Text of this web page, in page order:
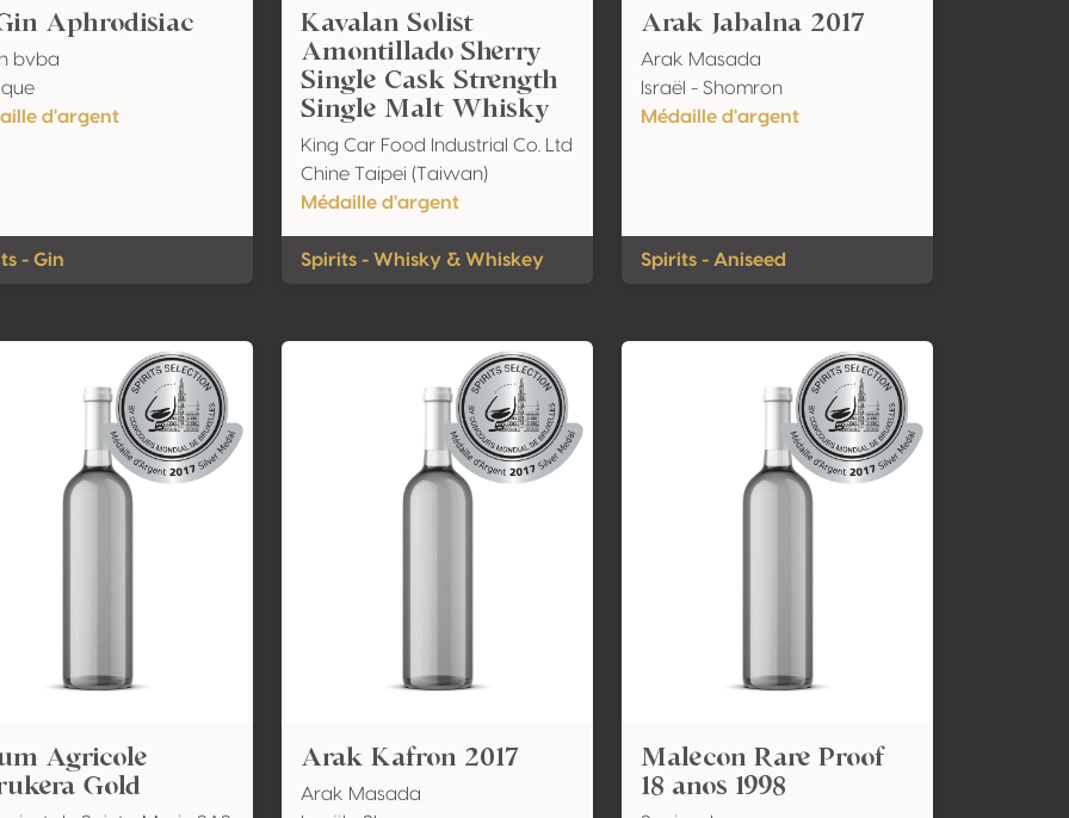
Aphrodisiac
bvba
d'argent
- Gin
Kavalan Solist
Amontillado Sherry
Single Cask Strength
Single Malt Whisky
King Car Food Industrial Co. Ltd
Chine Taipei (Taiwan)
Médaille d'argent
Spirits - Whisky & Whiskey
Arak Jabalna 2017
Arak Masada
Israël - Shomron
Médaille d'argent
Spirits - Aniseed
Agricole
Gold
Arak Kafron 2017
Arak Masada
Malecon Rare Proof
18 anos 1998